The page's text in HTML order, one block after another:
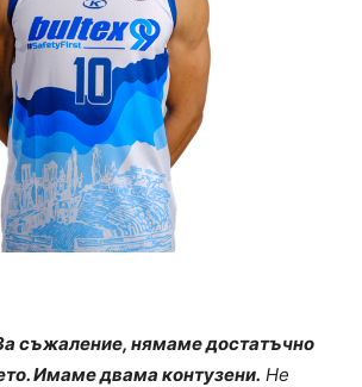
съжаление, нямаме достатъчно
Имаме двама контузени. Не